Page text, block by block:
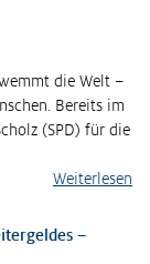
die Welt –
Bereits im
(SPD) für die
Weiterlesen
–